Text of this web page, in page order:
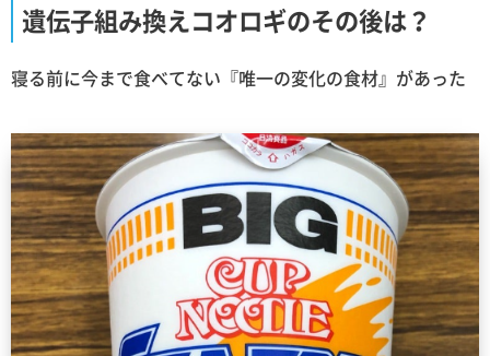
遺伝子組み換えコオロギのその後は？
寝る前に今まで食べてない『唯一の変化の食材』があった